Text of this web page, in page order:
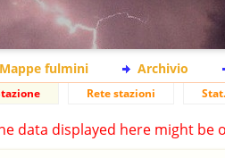
Mappe fulmini Archivio
Rete stazioni
data displayed here might be